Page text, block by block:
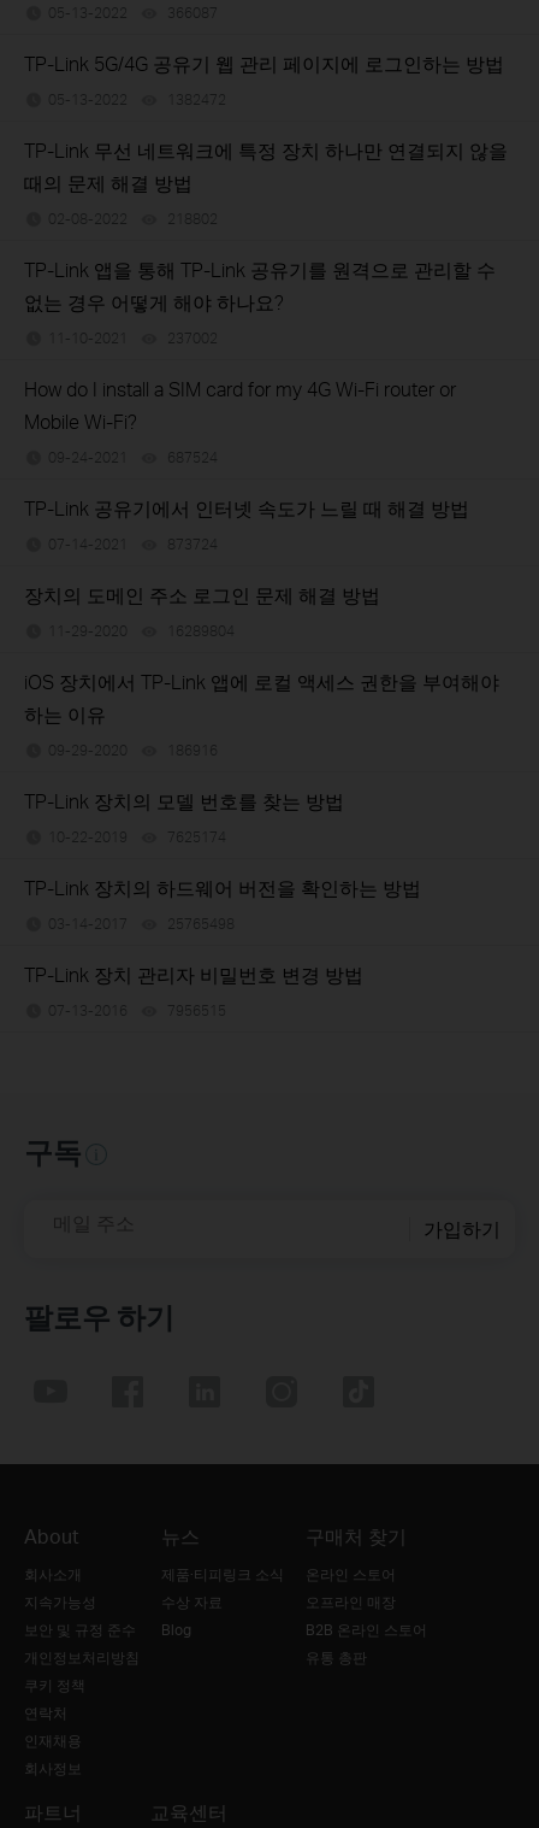
05-13-2022 366087
TP-Link 5G/4G 공유기 웹 관리 페이지에 로그인하는 방법
05-13-2022 1382472
TP-Link 무선 네트워크에 특정 장치 하나만 연결되지 않을
때의 문제 해결 방법
02-08-2022 218802
TP-Link 앱을 통해 TP-Link 공유기를 원격으로 관리할 수
없는 경우 어떻게 해야 하나요?
11-10-2021 237002
How do I install a SIM card for my 4G Wi-Fi router or
Mobile Wi-Fi?
09-24-2021 687524
TP-Link 공유기에서 인터넷 속도가 느릴 때 해결 방법
07-14-2021 873724
장치의 도메인 주소 로그인 문제 해결 방법
11-29-2020 16289804
iOS 장치에서 TP-Link 앱에 로컬 액세스 권한을 부여해야
하는 이유
09-29-2020 186916
TP-Link 장치의 모델 번호를 찾는 방법
10-22-2019 7625174
TP-Link 장치의 하드웨어 버전을 확인하는 방법
03-14-2017 25765498
TP-Link 장치 관리자 비밀번호 변경 방법
07-13-2016 7956515
구독
메일 주소 가입하기
팔로우 하기
About
회사소개
지속가능성
보안 및 규정 준수
개인정보처리방침
쿠키 정책
연락처
인재채용
회사정보
뉴스
제품·티피링크 소식
수상 자료
Blog
구매처 찾기
온라인 스토어
오프라인 매장
B2B 온라인 스토어
유통 총판
파트너 교육센터